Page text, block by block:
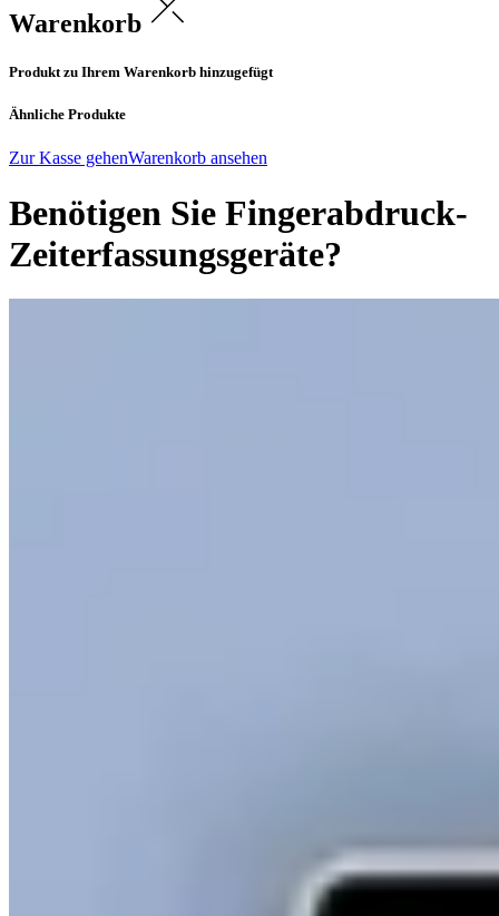
Warenkorb
Produkt zu Ihrem Warenkorb hinzugefügt
Ähnliche Produkte
Zur Kasse gehenWarenkorb ansehen
Benötigen Sie Fingerabdruck-
Zeiterfassungsgeräte?